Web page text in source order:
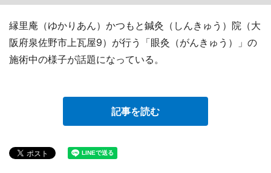
縁里庵（ゆかりあん）かつもと鍼灸（しんきゅう）院（大
阪府泉佐野市上瓦屋9）が行う「眼灸（がんきゅう）」の
施術中の様子が話題になっている。
記事を読む